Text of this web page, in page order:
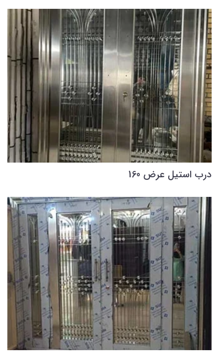
درب استیل عرض 160